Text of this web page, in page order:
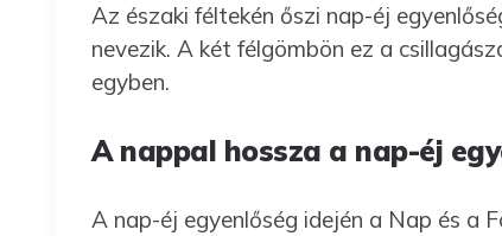
Az északi féltekén őszi nap-éj
nevezik. A két félgömbön ez a
egyben.
A nappal hossza a nap-éj
A nap-éj egyenlőség idején a Nap és a